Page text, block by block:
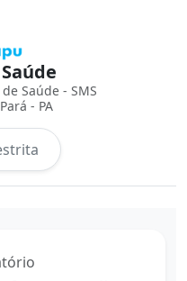
Saúde - SMS
- PA